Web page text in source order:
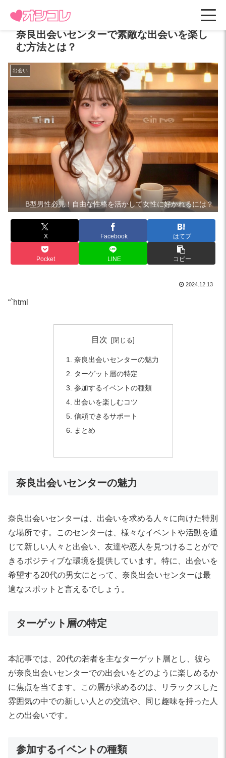
奈良出会いセンターで素敵な出会いを楽し
む方法とは？
出会い
B型男性必見！自由な性格を活かして女性に好かれるには？
X Facebook はてブ
Pocket LINE コピー
2024.12.13
“`html
目次
奈良出会いセンターの魅力
ターゲット層の特定
参加するイベントの種類
出会いを楽しむコツ
信頼できるサポート
まとめ
奈良出会いセンターの魅力
奈良出会いセンターは、出会いを求める人々に向けた特別
な場所です。このセンターは、様々なイベントや活動を通
じて新しい人々と出会い、友達や恋人を見つけることがで
きるポジティブな環境を提供しています。特に、出会いを
希望する20代の男女にとって、奈良出会いセンターは最
適なスポットと言えるでしょう。
ターゲット層の特定
本記事では、20代の若者を主なターゲット層とし、彼ら
が奈良出会いセンターでの出会いをどのように楽しめるか
に焦点を当てます。この層が求めるのは、リラックスした
雰囲気の中での新しい人との交流や、同じ趣味を持った人
との出会いです。
参加するイベントの種類